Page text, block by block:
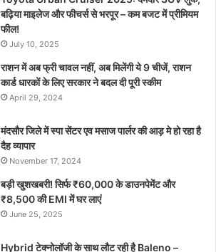
बढ़िया माइलेज और फीचर्स से भरपूर – कम बजट में प्रीमियम
फील!
July 10, 2025
राशन में अब फ्री चावल नहीं, अब मिलेंगी ये 9 चीजें, राशन
कार्ड धारकों के लिए सरकार ने बदल दी पूरी स्कीम
April 29, 2024
मंदसौर जिले में स्पा सेंटर एव मसाज पार्लर की आड़ मे हो रहा है
दैह व्यापार
November 17, 2024
बड़ी खुशखबरी! सिर्फ ₹60,000 के डाउनपेमेंट और
₹8,500 की EMI में घर लाएं
June 25, 2025
Hybrid टेक्नोलॉजी के साथ लौट रही है Baleno –